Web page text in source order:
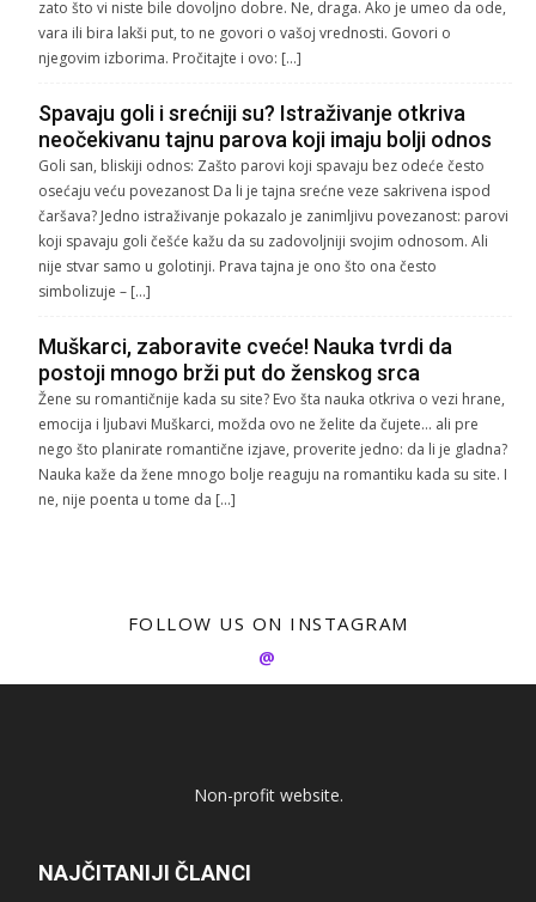
zato što vi niste bile dovoljno dobre. Ne, draga. Ako je umeo da ode,
vara ili bira lakši put, to ne govori o vašoj vrednosti. Govori o
njegovim izborima. Pročitajte i ovo: […]
Spavaju goli i srećniji su? Istraživanje otkriva
neočekivanu tajnu parova koji imaju bolji odnos
Goli san, bliskiji odnos: Zašto parovi koji spavaju bez odeće često
osećaju veću povezanost Da li je tajna srećne veze sakrivena ispod
čaršava? Jedno istraživanje pokazalo je zanimljivu povezanost: parovi
koji spavaju goli češće kažu da su zadovoljniji svojim odnosom. Ali
nije stvar samo u golotinji. Prava tajna je ono što ona često
simbolizuje – […]
Muškarci, zaboravite cveće! Nauka tvrdi da
postoji mnogo brži put do ženskog srca
Žene su romantičnije kada su site? Evo šta nauka otkriva o vezi hrane,
emocija i ljubavi Muškarci, možda ovo ne želite da čujete… ali pre
nego što planirate romantične izjave, proverite jedno: da li je gladna?
Nauka kaže da žene mnogo bolje reaguju na romantiku kada su site. I
ne, nije poenta u tome da […]
FOLLOW US ON INSTAGRAM
@
Non-profit website.
NAJČITANIJI ČLANCI